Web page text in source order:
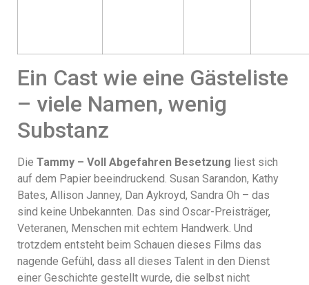
Ein Cast wie eine Gästeliste
– viele Namen, wenig
Substanz
Die Tammy – Voll Abgefahren Besetzung liest sich
auf dem Papier beeindruckend. Susan Sarandon, Kathy
Bates, Allison Janney, Dan Aykroyd, Sandra Oh – das
sind keine Unbekannten. Das sind Oscar-Preisträger,
Veteranen, Menschen mit echtem Handwerk. Und
trotzdem entsteht beim Schauen dieses Films das
nagende Gefühl, dass all dieses Talent in den Dienst
einer Geschichte gestellt wurde, die selbst nicht